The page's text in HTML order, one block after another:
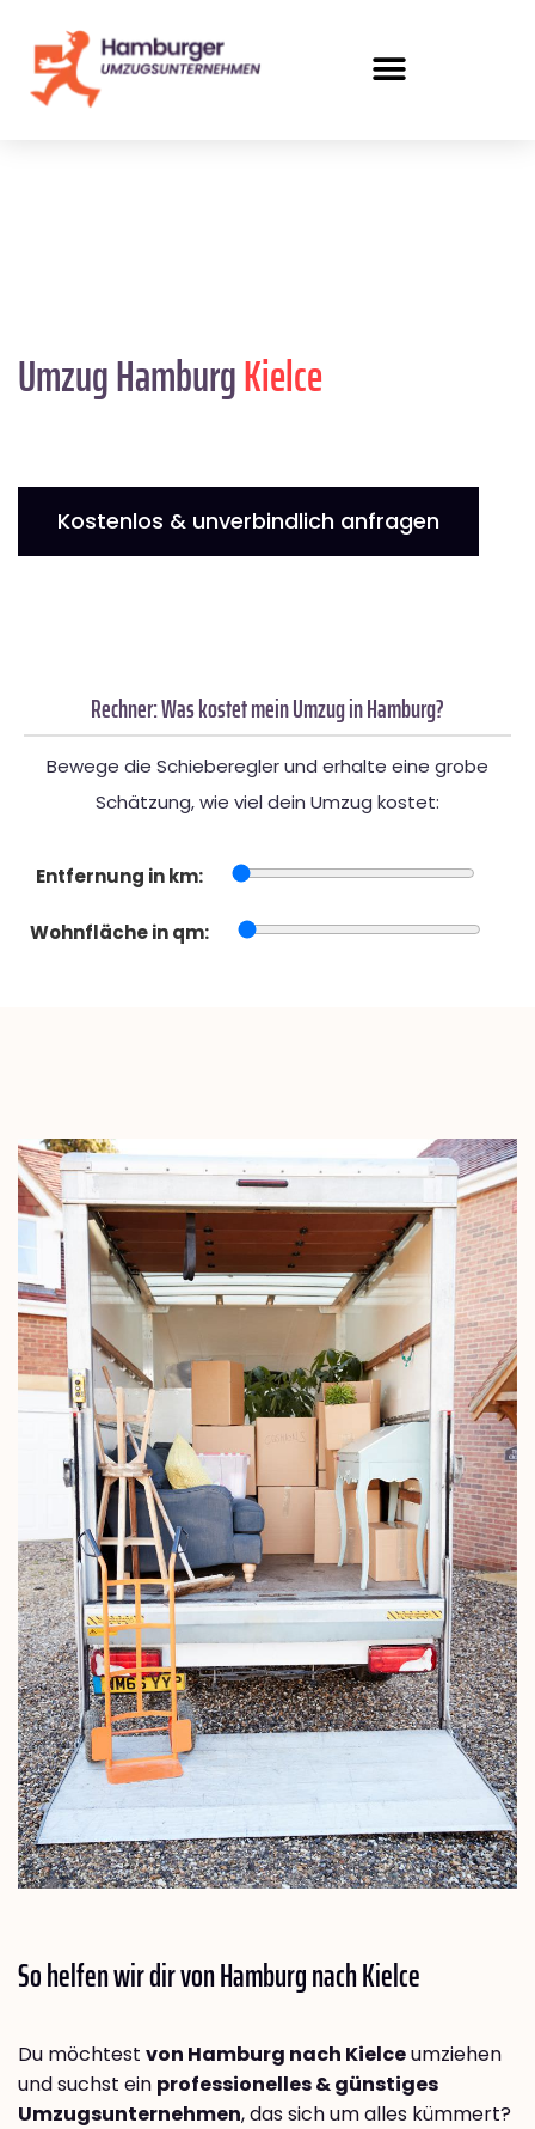
Umzug HamburgKielce
Kostenlos & unverbindlich anfragen
Rechner: Was kostet mein Umzug in Hamburg?
Bewege die Schieberegler und erhalte eine grobe
Schätzung, wie viel dein Umzug kostet:
Entfernung in km:
Wohnfläche in qm:
So helfen wir dir von Hamburg nachKielce
Du möchtest von Hamburg nach Kielceumziehen
und suchst ein professionelles & günstiges
Umzugsunternehmen, das sich um alles kümmert?